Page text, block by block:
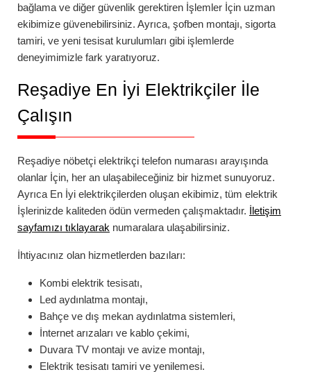
bağlama ve diğer güvenlik gerektiren İşlemler İçin uzman
ekibimize güvenebilirsiniz. Ayrıca, şofben montajı, sigorta
tamiri, ve yeni tesisat kurulumları gibi işlemlerde
deneyimimizle fark yaratıyoruz.
Reşadiye En İyi Elektrikçiler İle
Çalışın
Reşadiye nöbetçi elektrikçi telefon numarası arayışında
olanlar İçin, her an ulaşabileceğiniz bir hizmet sunuyoruz.
Ayrıca En İyi elektrikçilerden oluşan ekibimiz, tüm elektrik
İşlerinizde kaliteden ödün vermeden çalışmaktadır. İletişim
sayfamızı tıklayarak numaralara ulaşabilirsiniz.
İhtiyacınız olan hizmetlerden bazıları:
Kombi elektrik tesisatı,
Led aydınlatma montajı,
Bahçe ve dış mekan aydınlatma sistemleri,
İnternet arızaları ve kablo çekimi,
Duvara TV montajı ve avize montajı,
Elektrik tesisatı tamiri ve yenilemesi.